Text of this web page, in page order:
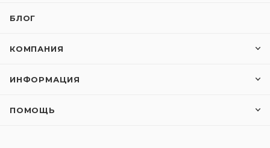
БЛОГ
КОМПАНИЯ
ИНФОРМАЦИЯ
ПОМОЩЬ